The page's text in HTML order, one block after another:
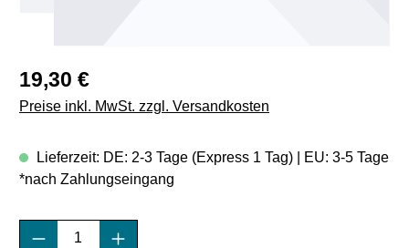
Regulärer Preis:
19,30 €
Preise inkl. MwSt. zzgl. Versandkosten
Lieferzeit: DE: 2-3 Tage (Express 1 Tag) | EU: 3-5 Tage
*nach Zahlungseingang
Produkt Anzahl: Gib den gewünschten